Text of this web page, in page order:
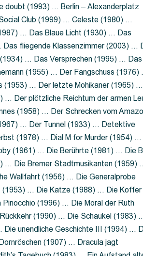
(1993) … Berlin – Alexanderplatz
Club (1999) … Celeste (1980) …
… Das Blaue Licht (1930) … Das
fliegende Klassenzimmer (2003) …
… Das Versprechen (1995) … Das
(1955) … Der Fangschuss (1976)
(1953) … Der letzte Mohikaner (1965) …
… Der plötzliche Reichtum der armen
(1958) … Der Schrecken vom
… Der Tunnel (1933) … Detektive
(1978) … Dial M for Murder (1954) …
(1961) … Die Berührte (1981) … Die
… Die Bremer Stadtmusikanten (1959)
Wallfahrt (1956) … Die Generalprobe
(1953) … Die Katze (1988) … Die Koffer
(1996) … Die Moral der Ruth
(1990) … Die Schaukel (1983)
Die unendliche Geschichte III (1994) …
(1907) … Dracula jagt